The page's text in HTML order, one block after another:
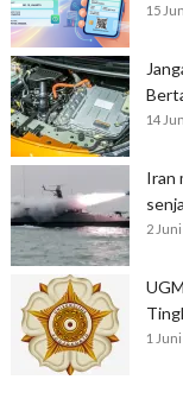
15
14
Iran
2
1